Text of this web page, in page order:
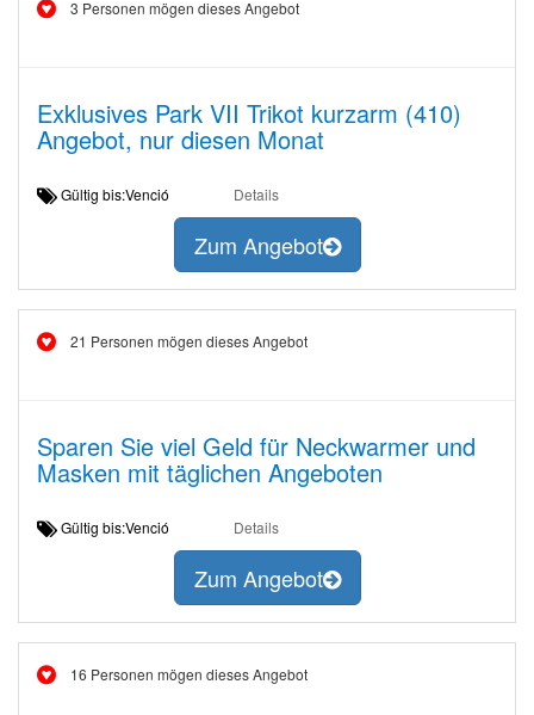
3 Personen mögen dieses Angebot
Exklusives Park VII Trikot kurzarm (410)
Angebot, nur diesen Monat
Gültig bis:Venció Details
Zum Angebot
21 Personen mögen dieses Angebot
Sparen Sie viel Geld für Neckwarmer und
Masken mit täglichen Angeboten
Gültig bis:Venció Details
Zum Angebot
16 Personen mögen dieses Angebot